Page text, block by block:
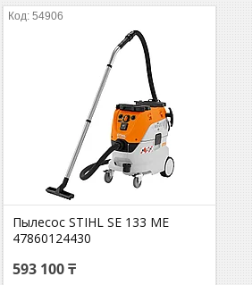
54906
Пылесос STIHL SE 133 МE
47860124430
593 100 ₸